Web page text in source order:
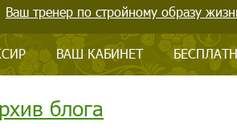
Ваш тренер по стройному образу
ВАШ КАБИНЕТ
блога